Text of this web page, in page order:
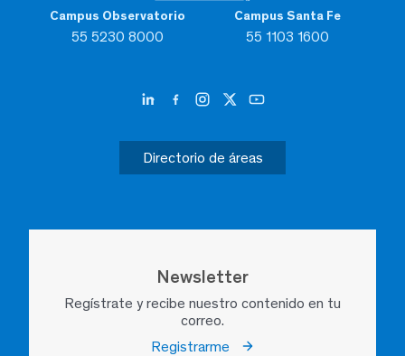
Campus Observatorio
55 5230 8000
Campus Santa Fe
55 1103 1600
Directorio de áreas
Newsletter
Regístrate y recibe nuestro contenido en tu
correo.
Registrarme